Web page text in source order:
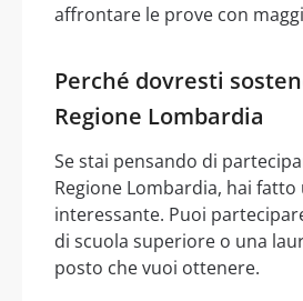
affrontare le prove con
Perché dovresti
Regione Lombardia
Se stai pensando di
Regione Lombardia, hai fatto
interessante. Puoi
di scuola superiore o una
posto che vuoi ottenere.